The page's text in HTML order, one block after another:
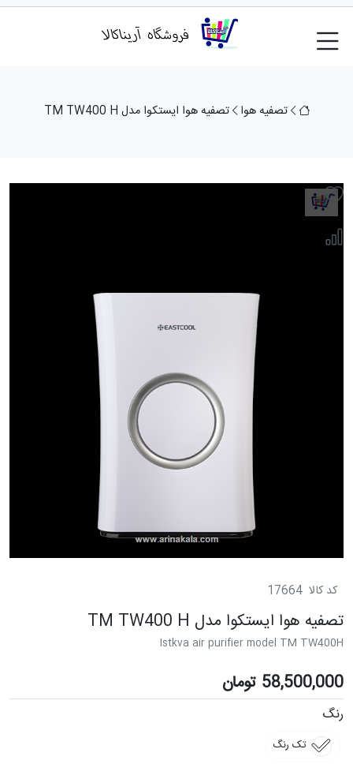
تصفیه هوا تصفیه هوا ایستکوا مدل TM TW400 H
کد کالا 17664
تصفیه هوا ایستکوا مدل TM TW400 H
Istkva air purifier model TM TW400H
58,500,000 تومان
رنگ
تک رنگ